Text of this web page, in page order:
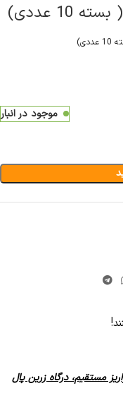
موجود در انبار
مستقیم، درگاه زرین پال